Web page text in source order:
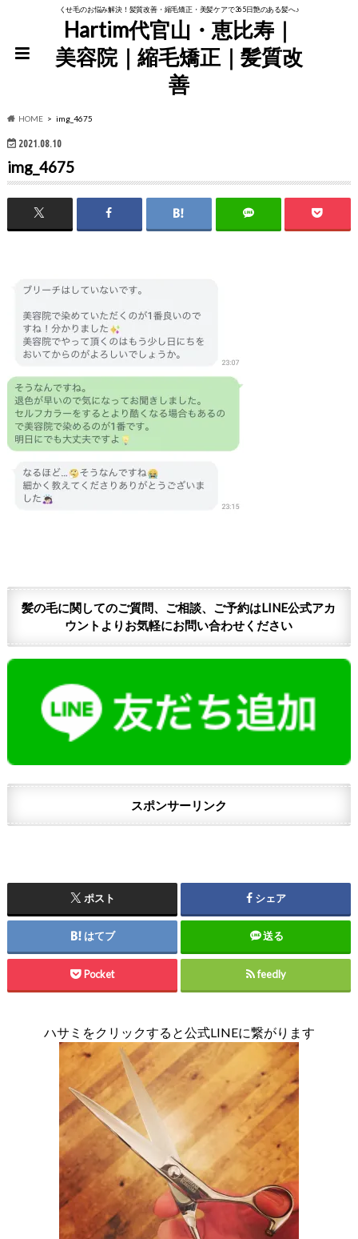
くせ毛のお悩み解決！髪質改善・縮毛矯正・美髪ケアで365日艶のある髪へ♪
Hartim代官山・恵比寿｜
美容院｜縮毛矯正｜髪質改
善
HOME img_4675
2021.08.10
img_4675
髪の毛に関してのご質問、ご相談、ご予約はLINE公式アカ
ウントよりお気軽にお問い合わせください
スポンサーリンク
ポスト シェア
はてブ 送る
Pocket feedly
ハサミをクリックすると公式LINEに繋がります